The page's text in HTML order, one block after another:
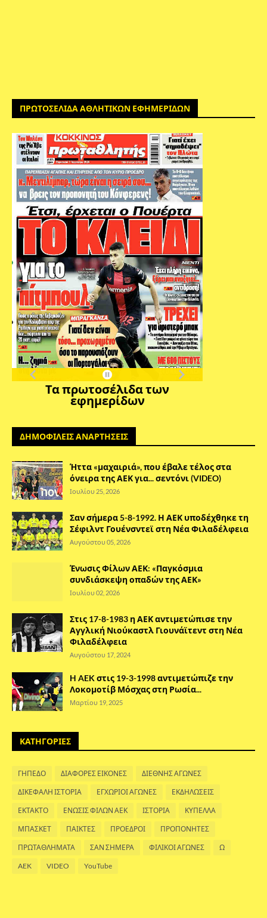
ΠΡΩΤΟΣΕΛΙΔΑ ΑΘΛΗΤΙΚΩΝ ΕΦΗΜΕΡΙΔΩΝ
Τα πρωτοσέλιδα των
εφημερίδων
ΔΗΜΟΦΙΛΕΙΣ ΑΝΑΡΤΗΣΕΙΣ
Ήττα «μαχαιριά», που έβαλε τέλος στα
όνειρα της ΑΕΚ για... σεντόνι (VIDEO)
Ιουλίου 25, 2026
Σαν σήμερα 5-8-1992. Η ΑΕΚ υποδέχθηκε τη
Σέφιλντ Γουένσντεϊ στη Νέα Φιλαδέλφεια
Αυγούστου 05, 2026
Ένωσις Φίλων ΑΕΚ: «Παγκόσμια
συνδιάσκεψη οπαδών της ΑΕΚ»
Ιουλίου 02, 2026
Στις 17-8-1983 η ΑΕΚ αντιμετώπισε την
Αγγλική Νιούκαστλ Γιουνάϊτεντ στη Νέα
Φιλαδέλφεια
Αυγούστου 17, 2024
H AEK στις 19-3-1998 αντιμετώπιζε την
Λοκομοτίβ Μόσχας στη Ρωσία...
Μαρτίου 19, 2025
ΚΑΤΗΓΟΡΙΕΣ
ΓΗΠΕΔΟ ΔΙΑΦΟΡΕΣ ΕΙΚΟΝΕΣ ΔΙΕΘΝΗΣ ΑΓΩΝΕΣ
ΔΙΚΕΦΑΛΗ ΙΣΤΟΡΙΑ ΕΓΧΩΡΙΟΙ ΑΓΩΝΕΣ ΕΚΔΗΛΩΣΕΙΣ
ΕΚΤΑΚΤΟ ΕΝΩΣΙΣ ΦΙΛΩΝ ΑΕΚ ΙΣΤΟΡΙΑ ΚΥΠΕΛΛΑ
ΜΠΑΣΚΕΤ ΠΑΙΚΤΕΣ ΠΡΟΕΔΡΟΙ ΠΡΟΠΟΝΗΤΕΣ
ΠΡΩΤΑΘΛΗΜΑΤΑ ΣΑΝ ΣΗΜΕΡΑ ΦΙΛΙΚΟΙ ΑΓΩΝΕΣ Ω
AEK VIDEO YouTube